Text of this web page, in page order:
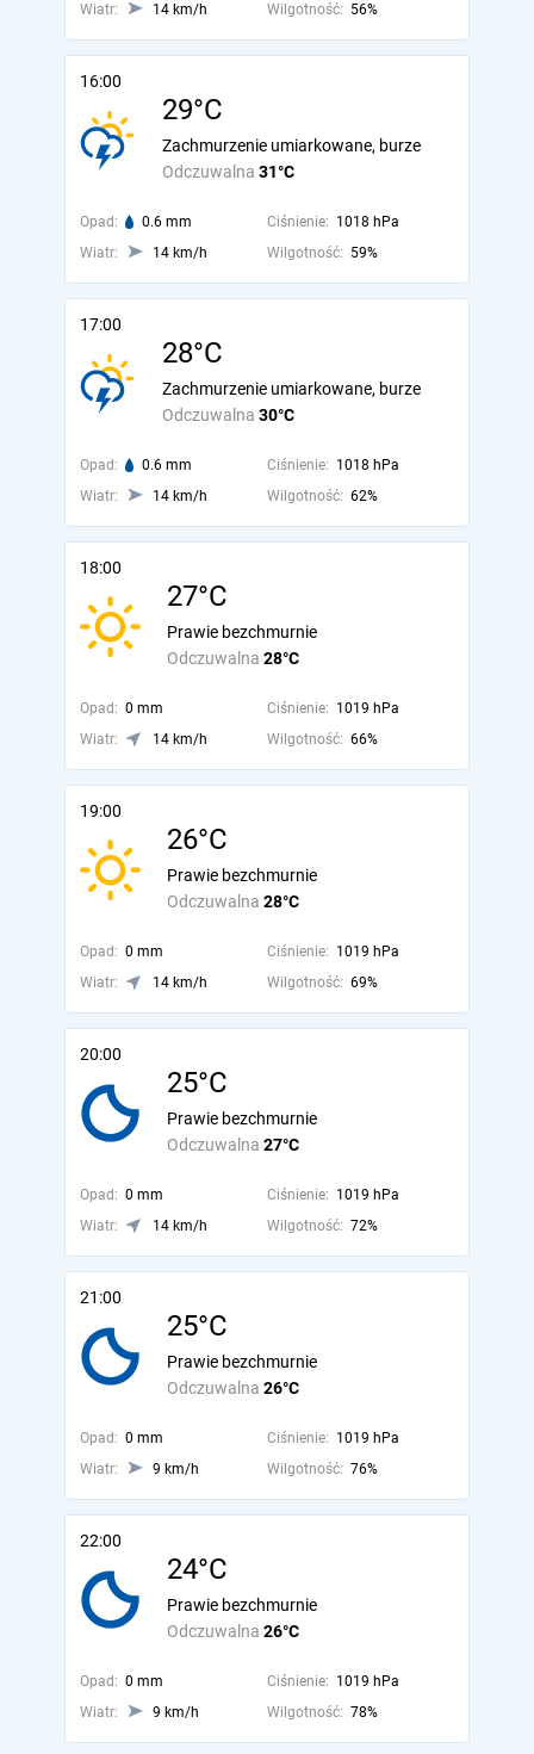
Wiatr:
14 km/h Wilgotność: 56%
16:00
29°C
Odczuwalna 31°C
Zachmurzenie umiarkowane, burze
Opad: 0.6 mm Ciśnienie: 1018 hPa
Wiatr:
14 km/h Wilgotność: 59%
17:00
28°C
Odczuwalna 30°C
Zachmurzenie umiarkowane, burze
Opad: 0.6 mm Ciśnienie: 1018 hPa
Wiatr:
14 km/h Wilgotność: 62%
18:00
27°C
Odczuwalna 28°C
Prawie bezchmurnie
Opad: 0 mm Ciśnienie: 1019 hPa
Wiatr:
14 km/h Wilgotność: 66%
19:00
26°C
Odczuwalna 28°C
Prawie bezchmurnie
Opad: 0 mm Ciśnienie: 1019 hPa
Wiatr:
14 km/h Wilgotność: 69%
20:00
25°C
Odczuwalna 27°C
Prawie bezchmurnie
Opad: 0 mm Ciśnienie: 1019 hPa
Wiatr:
14 km/h Wilgotność: 72%
21:00
25°C
Odczuwalna 26°C
Prawie bezchmurnie
Opad: 0 mm Ciśnienie: 1019 hPa
Wiatr:
9 km/h Wilgotność: 76%
22:00
24°C
Odczuwalna 26°C
Prawie bezchmurnie
Opad: 0 mm Ciśnienie: 1019 hPa
Wiatr:
9 km/h Wilgotność: 78%